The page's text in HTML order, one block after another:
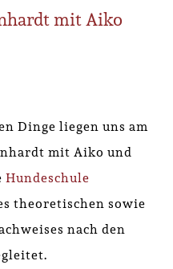
mit Aiko
Dinge liegen uns am
mit Aiko und
Hundeschule
theoretischen sowie
nach den